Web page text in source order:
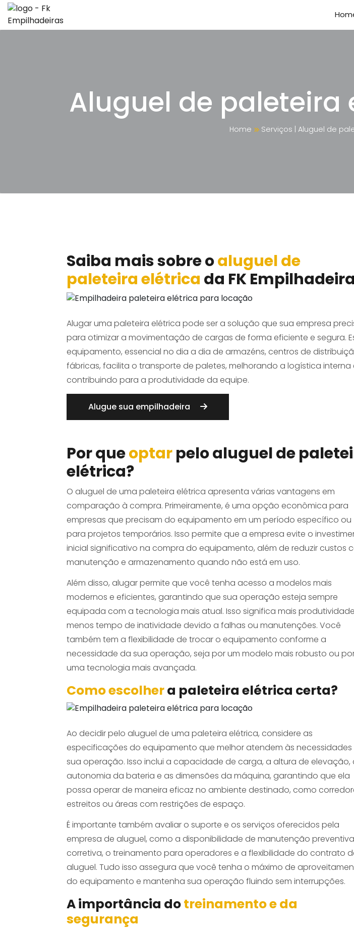
Aluguel de paleteira
Home Serviços Aluguel de
Saiba mais sobre oaluguel de
paleteira elétrica da FK
Alugar uma paleteira elétrica pode ser a solução que sua empresa
para otimizar a movimentação de cargas de forma eficiente e segura.
equipamento, essencial no dia a dia de armazéns, centros de
fábricas, facilita o transporte de paletes, melhorando a logística interna
contribuindo para a produtividade da equipe.
Alugue sua empilhadeira
Por queoptarpelo aluguel de
elétrica?
O aluguel de uma paleteira elétrica apresenta várias vantagens em
comparação à compra. Primeiramente, é uma opção econômica para
empresas que precisam do equipamento em um período específico ou
para projetos temporários. Isso permite que a empresa evite o
inicial significativo na compra do equipamento, além de reduzir custos
manutenção e armazenamento quando não está em uso.
Além disso, alugar permite que você tenha acesso a modelos mais
modernos e eficientes, garantindo que sua operação esteja sempre
equipada com a tecnologia mais atual. Isso significa mais
menos tempo de inatividade devido a falhas ou manutenções. Você
também tem a flexibilidade de trocar o equipamento conforme a
necessidade da sua operação, seja por um modelo mais robusto ou
uma tecnologia mais avançada.
Como escolhera paleteira elétrica certa?
Ao decidir pelo aluguel de uma paleteira elétrica, considere as
especificações do equipamento que melhor atendem às
sua operação. Isso inclui a capacidade de carga, a altura de elevação,
autonomia da bateria e as dimensões da máquina, garantindo que ela
possa operar de maneira eficaz no ambiente destinado, como
estreitos ou áreas com restrições de espaço.
É importante também avaliar o suporte e os serviços oferecidos pela
empresa de aluguel, como a disponibilidade de manutenção
corretiva, o treinamento para operadores e a flexibilidade do contrato
aluguel. Tudo isso assegura que você tenha o máximo de
do equipamento e mantenha sua operação fluindo sem interrupções.
A importância dotreinamento e da
segurança